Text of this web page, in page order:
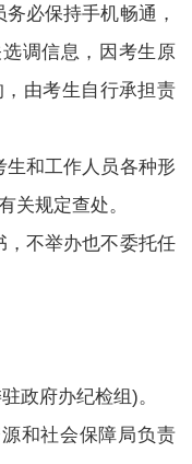
必保持手机畅通，
调信息，因考生原
由考生自行承担责
生和工作人员各种形
关规定查处。
，不举办也不委托任
政府办纪检组)。
和社会保障局负责